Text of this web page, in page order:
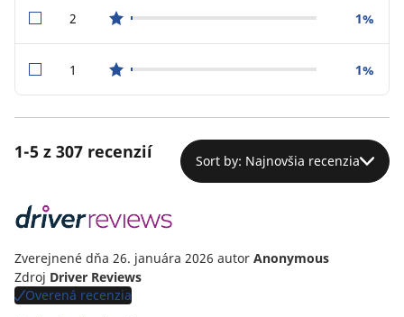
2star reviews 1%
1star reviews 1%
1-5 z 307 recenzií Sort by: Najnovšia recenzia
Zverejnené dňa 26. januára 2026 autor Anonymous
Zdroj Driver Reviews
Overená recenzia